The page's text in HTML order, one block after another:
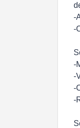
-
-
-
-
-
-